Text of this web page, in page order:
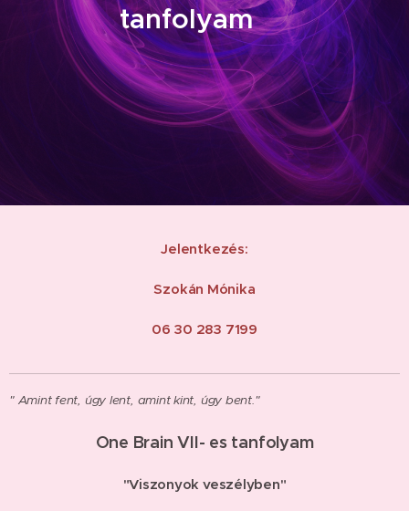
tanfolyam
Jelentkezés:
Szokán Mónika
06 30 283 7199
" Amint fent, úgy lent, amint kint, úgy bent."
One Brain VII- es tanfolyam
"Viszonyok veszélyben"